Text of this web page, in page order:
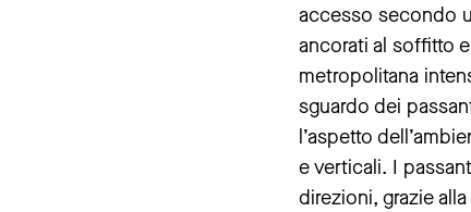
accesso secondo
ancorati al soffitto
metropolitana
sguardo dei
l’aspetto
e verticali. I
direzioni, grazie